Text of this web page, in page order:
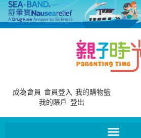
成為會員 會員登入 我的購物籃
我的賬戶 登出